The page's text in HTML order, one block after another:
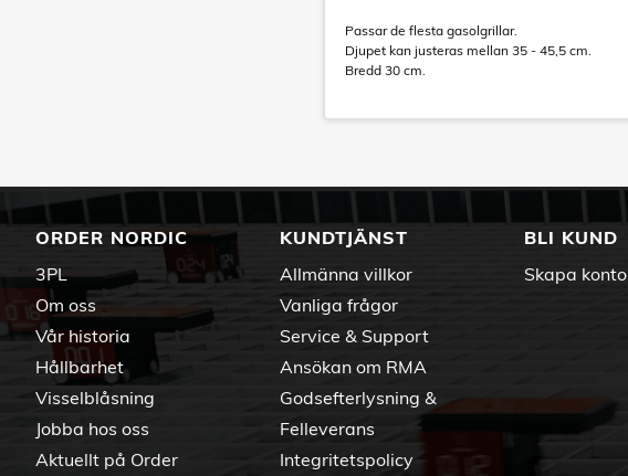
Passar de flesta gasolgrillar.
Djupet kan justeras mellan 35 - 45,5 cm.
Bredd 30 cm.
ORDER NORDIC
3PL
Om oss
Vår historia
Hållbarhet
Visselblåsning
Jobba hos oss
Aktuellt på Order
KUNDTJÄNST
Allmänna villkor
Vanliga frågor
Service & Support
Ansökan om RMA
Godsefterlysning &
Felleverans
Integritetspolicy
BLI KUND
Skapa konto